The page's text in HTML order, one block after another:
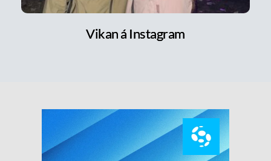
Vikan á Instagram